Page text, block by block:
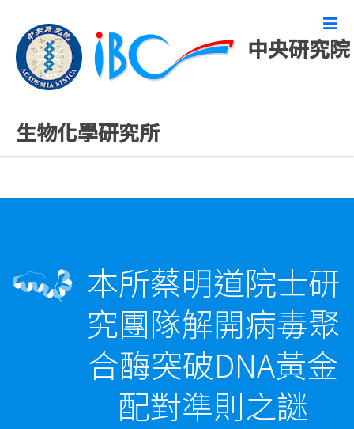
中央研究院
生物化學研究所
精彩研究成果
本所蔡明道院士研
究團隊解開病毒聚
合酶突破DNA黃金
配對準則之謎